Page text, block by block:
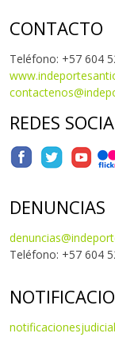
CONTACTO
Teléfono: +57 604
REDES
DENUNCIAS
Teléfono: +57 604